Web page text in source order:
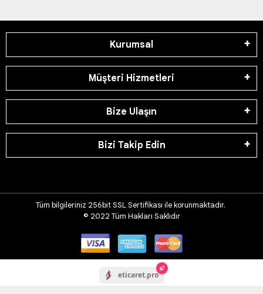
Kurumsal
Müşteri Hizmetleri
Bize Ulaşın
Bizi Takip Edin
Tüm bilgileriniz 256bit SSL Sertifikası ile korunmaktadır.
© 2022 Tüm Hakları Saklıdır
eticaret.pro